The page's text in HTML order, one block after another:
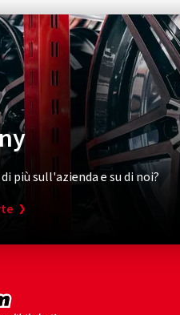
più sull'azienda e su di noi?